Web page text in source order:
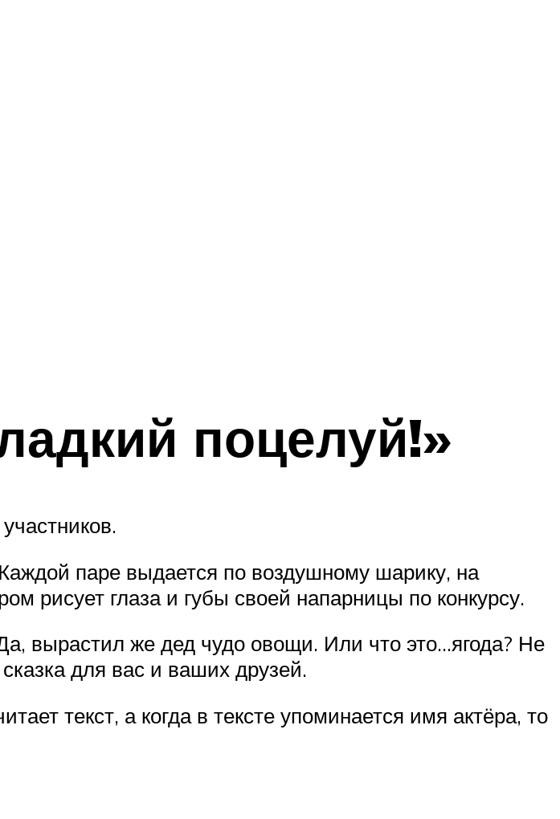
поцелуй!»
паре выдается по воздушному шарику, на
рисует глаза и губы своей напарницы по конкурсу.
вырастил же дед чудо овощи. Или что это…ягода? Не
для вас и ваших друзей.
текст, а когда в тексте упоминается имя актёра, то